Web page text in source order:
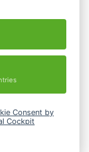
Consent by
Cockpit